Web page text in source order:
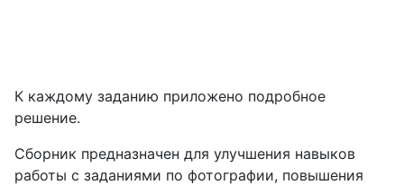
К каждому заданию приложено подробное
решение.
Сборник предназначен для улучшения навыков
работы с заданиями по фотографии, повышения